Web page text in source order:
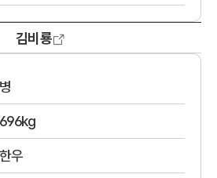
김비룡
병
696kg
한우